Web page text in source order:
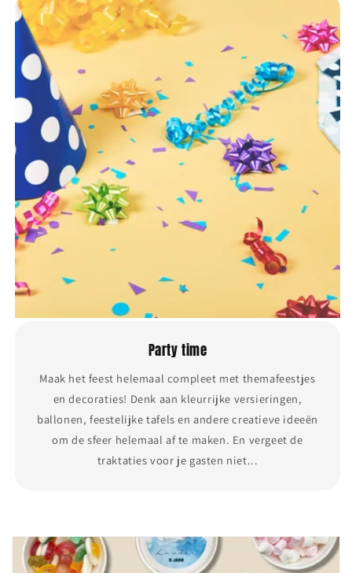
Party time
Maak het feest helemaal compleet met themafeestjes
en decoraties! Denk aan kleurrijke versieringen,
ballonen, feestelijke tafels en andere creatieve ideeën
om de sfeer helemaal af te maken. En vergeet de
traktaties voor je gasten niet...